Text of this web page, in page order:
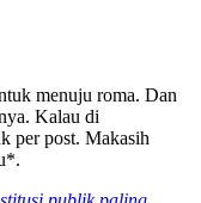
menuju roma. Dan
Kalau di
per post. Makasih